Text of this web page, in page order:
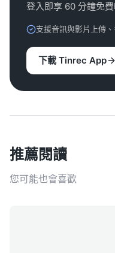
登入即享 60 分鐘免
支援音訊與影片上傳
下載 Tinrec App
推薦閱讀
您可能也會喜歡